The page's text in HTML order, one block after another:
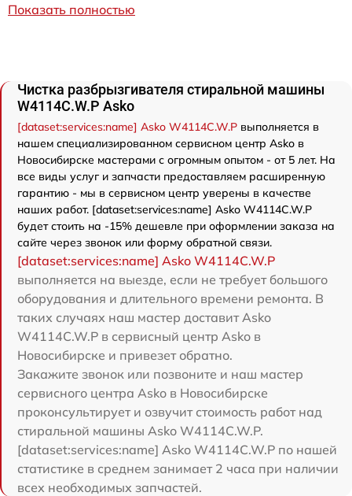
Показать полностью
Чистка разбрызгивателя стиральной машины
W4114C.W.P Asko
[dataset:services:name] Asko W4114C.W.P выполняется в
нашем специализированном сервисном центр Asko в
Новосибирске мастерами с огромным опытом - от 5 лет. На
все виды услуг и запчасти предоставляем расширенную
гарантию - мы в сервисном центр уверены в качестве
наших работ. [dataset:services:name] Asko W4114C.W.P
будет стоить на -15% дешевле при оформлении заказа на
сайте через звонок или форму обратной связи.
[dataset:services:name] Asko W4114C.W.P
выполняется на выезде, если не требует большого
оборудования и длительного времени ремонта. В
таких случаях наш мастер доставит Asko
W4114C.W.P в сервисный центр Asko в
Новосибирске и привезет обратно.
Закажите звонок или позвоните и наш мастер
сервисного центра Asko в Новосибирске
проконсультирует и озвучит стоимость работ над
стиральной машины Asko W4114C.W.P.
[dataset:services:name] Asko W4114C.W.P по нашей
статистике в среднем занимает 2 часа при наличии
всех необходимых запчастей.